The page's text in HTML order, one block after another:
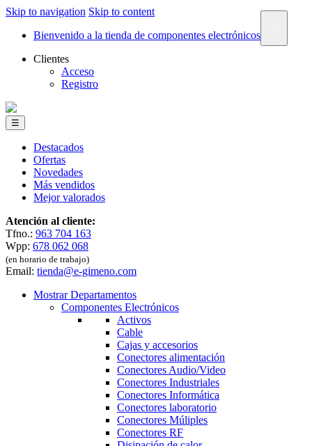
Skip to navigation Skip to content
Bienvenido a la tienda de componentes electrónicos
Clientes
Acceso
Registro
☰
Destacados
Ofertas
Novedades
Más vendidos
Mejor valorados
Atención al cliente:
Tfno.: 963 704 163
Wpp: 678 062 068
(en horario de trabajo)
Email: tienda@e-gimeno.com
Mostrar Departamentos
Componentes Electrónicos
Activos
Cable
Cajas y accesorios
Conectores alimentación
Conectores Audio/Video
Conectores Industriales
Conectores Informática
Conectores laboratorio
Conectores Múliples
Conectores RF